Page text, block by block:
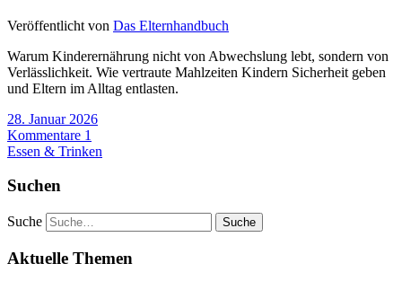
Veröffentlicht von Das Elternhandbuch
Warum Kinderernährung nicht von Abwechslung lebt, sondern von
Verlässlichkeit. Wie vertraute Mahlzeiten Kindern Sicherheit geben
und Eltern im Alltag entlasten.
28. Januar 2026
Kommentare 1
Essen & Trinken
Suchen
Suche
Aktuelle Themen